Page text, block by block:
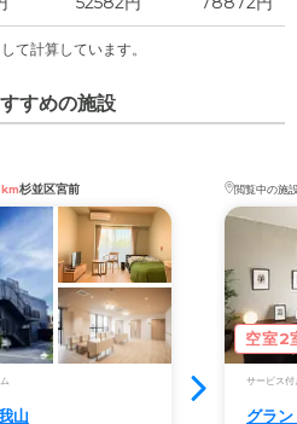
て計算しています。
すめの施設
km杉並区宮前
山
閲覧中の施
空室2
サービス付
グラ